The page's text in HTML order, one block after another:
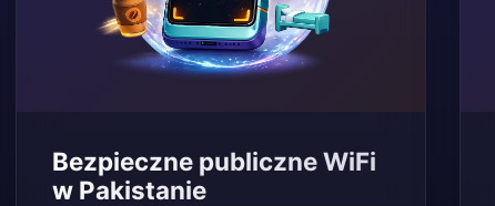
Bezpieczne publiczne WiFi
w Pakistanie